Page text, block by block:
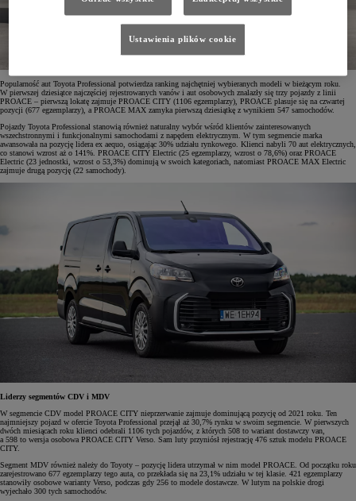
Popularność aut Toyota Professional potwierdza ranking najchętniej wybieranych modeli w bieżącym roku.
W pierwszej dziesiątce najczęściej rejestrowanych vanów i aut osobowych znalazły się trzy pojazdy z linii
PROACE – pierwszą lokatę zajmuje PROACE CITY (1106 egzemplarzy), PROACE plasuje się na czwartej
pozycji (677 egzemplarzy), a PROACE MAX zamyka pierwszą dziesiątkę z wynikiem 547 samochodów.
Pojazdy Toyota Professional stanowią również naturalny wybór wśród klientów zainteresowanych
wszechstronnymi i funkcjonalnymi samochodami z napędem elektrycznym. W tym segmencie marka
awansowała na pozycję lidera ex aequo, osiągając 30% udziału rynkowego. Klienci nabyli 70 aut elektrycznych,
co stanowi wzrost aż o 141%. PROACE CITY Electric (25 egzemplarzy, wzrost o 78,6%) oraz PROACE
Electric (23 jednostki, wzrost o 53,3%) dominują w swoich kategoriach, natomiast PROACE MAX Electric
zajmuje drugą pozycję (22 samochody).
Liderzy segmentów CDV i MDV
W segmencie CDV model PROACE CITY nieprzerwanie zajmuje dominującą pozycję od 2021 roku. Ten
najmniejszy pojazd w ofercie Toyota Professional przejął aż 30,7% rynku w swoim segmencie. W pierwszych
dwóch miesiącach roku klienci odebrali 1106 tych pojazdów, z których 508 to wariant dostawczy van,
a 598 to wersja osobowa PROACE CITY Verso. Sam luty przyniósł rejestrację 476 sztuk modelu PROACE
CITY.
Segment MDV również należy do Toyoty – pozycję lidera utrzymał w nim model PROACE. Od początku roku
zarejestrowano 677 egzemplarzy tego auta, co przekłada się na 23,1% udziału w tej klasie. 421 egzemplarzy
stanowiły osobowe warianty Verso, podczas gdy 256 to modele dostawcze. W lutym na polskie drogi
wyjechało 300 tych samochodów.
Ustawienia plików cookie